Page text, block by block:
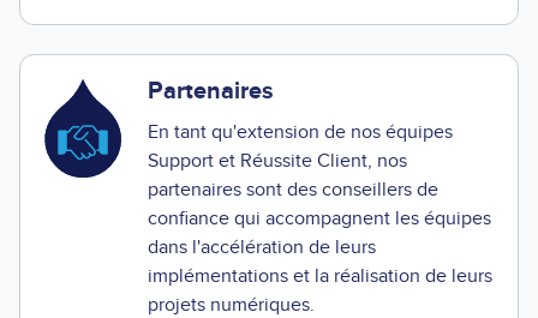
Partenaires
En tant qu'extension de nos équipes
Support et Réussite Client, nos
partenaires sont des conseillers de
confiance qui accompagnent les équipes
dans l'accélération de leurs
implémentations et la réalisation de leurs
projets numériques.